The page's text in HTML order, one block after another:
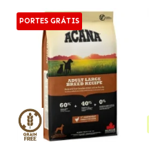
PORTES GRÁTIS